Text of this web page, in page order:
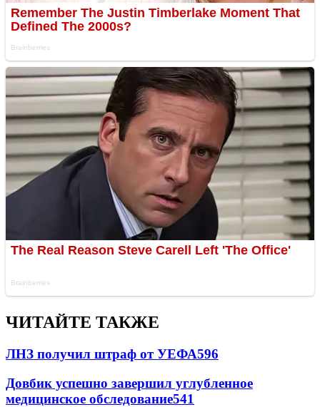
ЧИТАЙТЕ ТАКЖЕ
ЛНЗ получил штраф от УЕФА596
Довбик успешно завершил углубленное
медицинское обследование541